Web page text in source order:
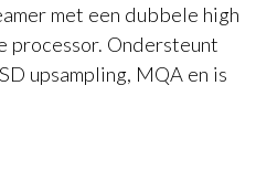
met een dubbele high
processor. Ondersteunt
upsampling, MQA en is